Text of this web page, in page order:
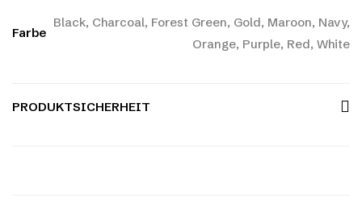
Farbe
Black, Charcoal, Forest Green, Gold, Maroon, Navy,
Orange, Purple, Red, White
PRODUKTSICHERHEIT